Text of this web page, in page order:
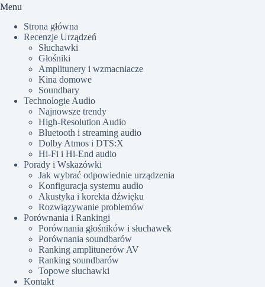
Menu
Strona główna
Recenzje Urządzeń
Słuchawki
Głośniki
Amplitunery i wzmacniacze
Kina domowe
Soundbary
Technologie Audio
Najnowsze trendy
High-Resolution Audio
Bluetooth i streaming audio
Dolby Atmos i DTS:X
Hi-Fi i Hi-End audio
Porady i Wskazówki
Jak wybrać odpowiednie urządzenia
Konfiguracja systemu audio
Akustyka i korekta dźwięku
Rozwiązywanie problemów
Porównania i Rankingi
Porównania głośników i słuchawek
Porównania soundbarów
Ranking amplitunerów AV
Ranking soundbarów
Topowe słuchawki
Kontakt